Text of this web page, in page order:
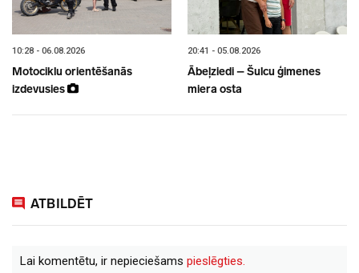
10:28 - 06.08.2026
Motociklu orientēšanās
izdevusies
20:41 - 05.08.2026
Ābeļziedi – Šulcu ģimenes
miera osta
ATBILDĒT
Lai komentētu, ir nepieciešams pieslēgties.